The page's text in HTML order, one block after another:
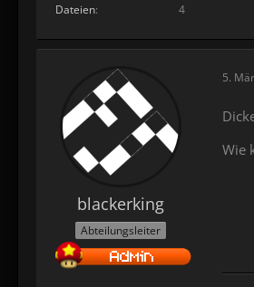
Dateien
4
blackerking
Abteilungsleiter
5.
Wie